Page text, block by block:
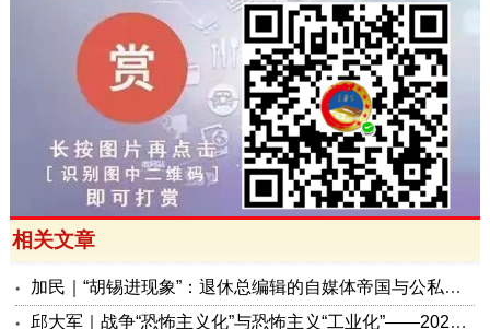
相关文章
加民｜“胡锡进现象”：退休总编辑的自媒体帝国与公私边界之问
邱大军｜战争“恐怖主义化”与恐怖主义“工业化”——2026年混合冲突模式观察报告